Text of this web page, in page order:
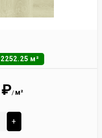
2252.25 м²
₽/ м²
+